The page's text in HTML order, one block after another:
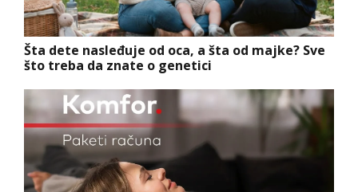
Šta dete nasleđuje od oca, a šta od majke? Sve
što treba da znate o genetici